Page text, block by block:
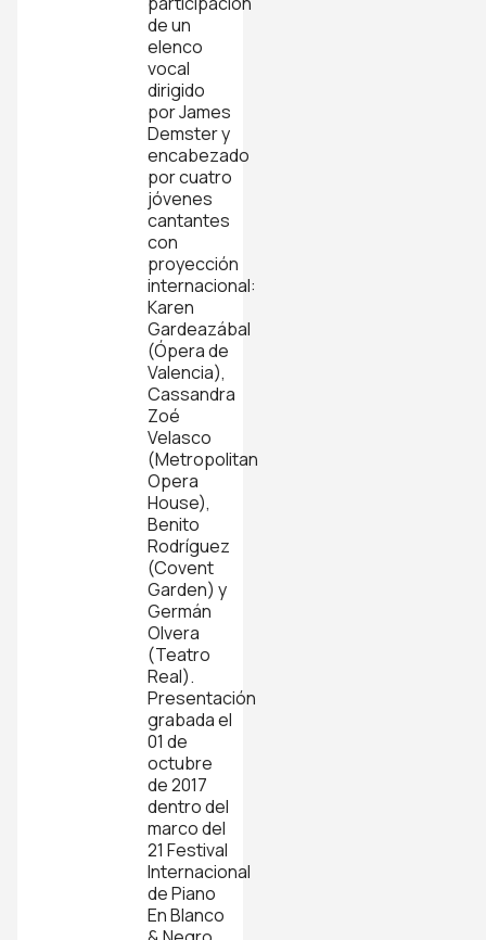
de un
elenco
vocal
dirigido
por James
Demster y
encabezado
por cuatro
jóvenes
cantantes
con
proyección
internacional:
Karen
Gardeazábal
(Ópera de
Valencia),
Cassandra
Zoé
Velasco
(Metropolitan
Opera
House),
Benito
Rodríguez
(Covent
Garden) y
Germán
Olvera
(Teatro
Real).
Presentación
grabada el
01 de
octubre
de 2017
dentro del
marco del
21 Festival
Internacional
de Piano
En Blanco